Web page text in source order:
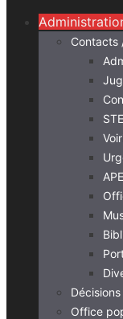
Contacts
Office